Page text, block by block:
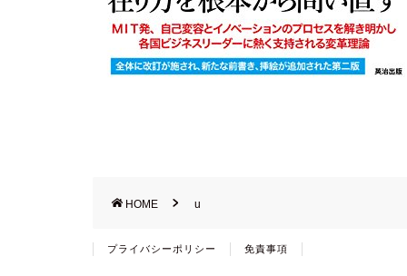
HOME u
プライバシーポリシー 免責事項